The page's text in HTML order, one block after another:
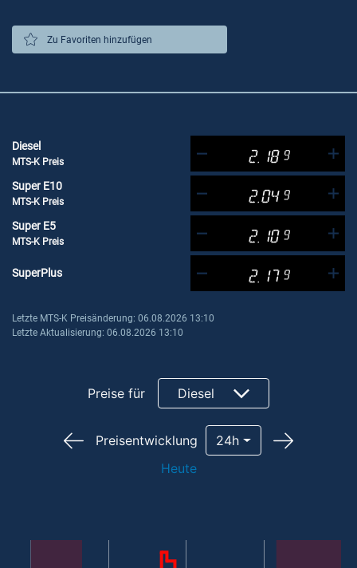
Zu Favoriten hinzufügen
Diesel
MTS-K Preis 2.18 9
Super E10
MTS-K Preis 2.04 9
Super E5
MTS-K Preis 2.10 9
SuperPlus 2.17 9
Letzte MTS-K Preisänderung: 06.08.2026 13:10
Letzte Aktualisierung: 06.08.2026 13:10
Preise für Diesel
Preisentwicklung
24h
Heute